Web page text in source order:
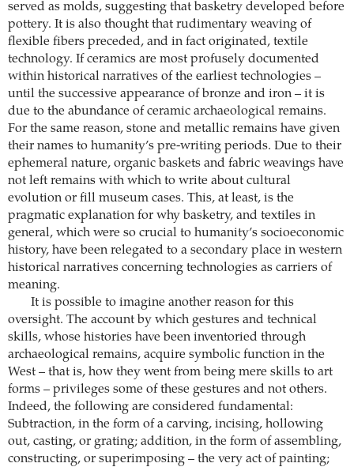
served as molds, suggesting that basketry developed before
pottery. It is also thought that rudimentary weaving of
flexible fibers preceded, and in fact originated, textile
technology. If ceramics are most profusely documented
within historical narratives of the earliest technologies –
until the successive appearance of bronze and iron – it is
due to the abundance of ceramic archaeological remains.
For the same reason, stone and metallic remains have given
their names to humanity’s pre-writing periods. Due to their
ephemeral nature, organic baskets and fabric weavings have
not left remains with which to write about cultural
evolution or fill museum cases. This, at least, is the
pragmatic explanation for why basketry, and textiles in
general, which were so crucial to humanity’s socioeconomic
history, have been relegated to a secondary place in western
historical narratives concerning technologies as carriers of
meaning.
It is possible to imagine another reason for this
oversight. The account by which gestures and technical
skills, whose histories have been inventoried through
archaeological remains, acquire symbolic function in the
West – that is, how they went from being mere skills to art
forms – privileges some of these gestures and not others.
Indeed, the following are considered fundamental:
Subtraction, in the form of a carving, incising, hollowing
out, casting, or grating; addition, in the form of assembling,
constructing, or superimposing – the very act of painting;